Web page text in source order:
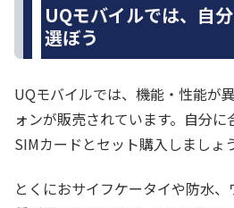
UQモバイルでは、自
選ぼう
UQモバイルでは、機能・性能が
ォンが販売されています。自分に
SIMカードとセット購入しましょう
とくにおサイフケータイや防水